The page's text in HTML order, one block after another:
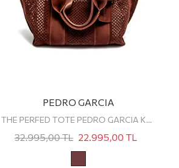
PEDRO GARCIA
THE PERFED TOTE PEDRO GARCIA KADIN OMUZ ÇANTASI
32.995,00TL 22.995,00 TL